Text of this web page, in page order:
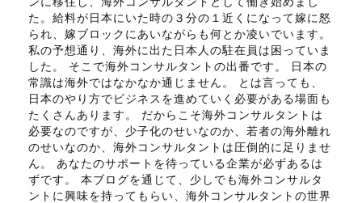
た。給料が日本にいた時の３分の１近くになって嫁に怒
られ、嫁ブロックにあいながらも何とか凌いでいます。
私の予想通り、海外に出た日本人の駐在員は困っていま
した。 そこで海外コンサルタントの出番です。 日本の
常識は海外ではなかなか通じません。 とは言っても、
日本のやり方でビジネスを進めていく必要がある場面も
たくさんあります。 だからこそ海外コンサルタントは
必要なのですが、少子化のせいなのか、若者の海外離れ
のせいなのか、海外コンサルタントは圧倒的に足りませ
ん。 あなたのサポートを待っている企業が必ずあるは
ずです。 本ブログを通じて、少しでも海外コンサルタ
ントに興味を持ってもらい、海外コンサルタントの世界